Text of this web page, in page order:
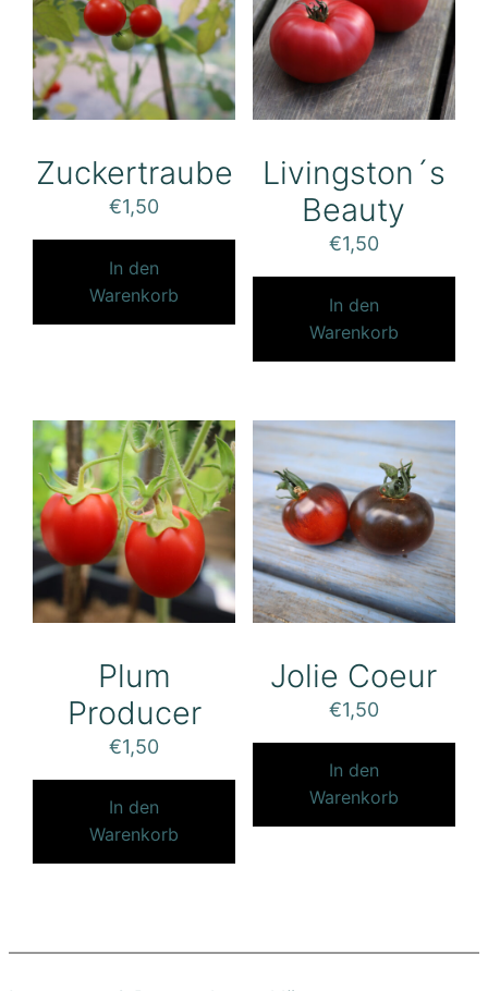
Zuckertraube
€1,50
In den
Warenkorb
Livingston´s
Beauty
€1,50
In den
Warenkorb
Plum
Producer
€1,50
In den
Warenkorb
Jolie Coeur
€1,50
In den
Warenkorb